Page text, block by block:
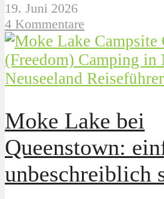
19. Juni 2026
4 Kommentare
(Freedom) Camping in
Neuseeland Reiseführer
Moke Lake bei
Queenstown:
unbeschreiblich